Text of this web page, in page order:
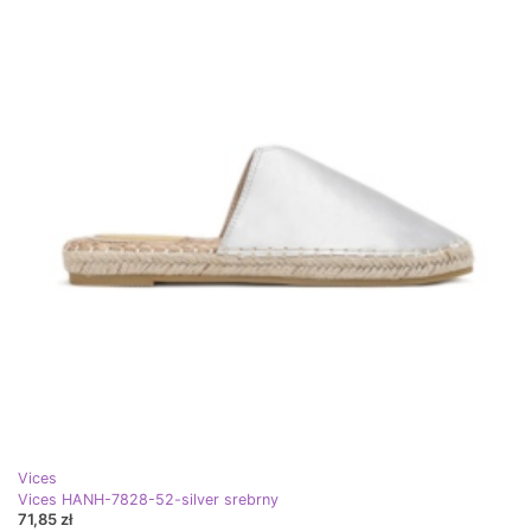
Vices
Vices HANH-7828-52-silver srebrny
71,85 zł